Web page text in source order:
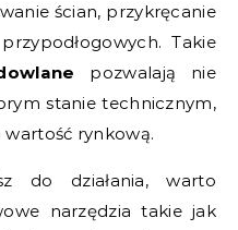
ścian, przykręcanie
Takie
pozwalają nie
stanie technicznym,
wartość rynkową.
do działania, warto
narzędzia takie jak